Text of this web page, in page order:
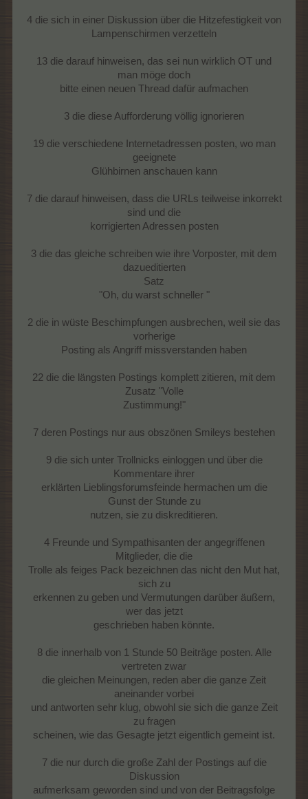
4 die sich in einer Diskussion über die Hitzefestigkeit von
Lampenschirmen verzetteln
13 die darauf hinweisen, das sei nun wirklich OT und
man möge doch
bitte einen neuen Thread dafür aufmachen
3 die diese Aufforderung völlig ignorieren
19 die verschiedene Internetadressen posten, wo man
geeignete
Glühbirnen anschauen kann
7 die darauf hinweisen, dass die URLs teilweise inkorrekt
sind und die
korrigierten Adressen posten
3 die das gleiche schreiben wie ihre Vorposter, mit dem
dazueditierten
Satz
"Oh, du warst schneller "
2 die in wüste Beschimpfungen ausbrechen, weil sie das
vorherige
Posting als Angriff missverstanden haben
22 die die längsten Postings komplett zitieren, mit dem
Zusatz "Volle
Zustimmung!"
7 deren Postings nur aus obszönen Smileys bestehen
9 die sich unter Trollnicks einloggen und über die
Kommentare ihrer
erklärten Lieblingsforumsfeinde hermachen um die
Gunst der Stunde zu
nutzen, sie zu diskreditieren.
4 Freunde und Sympathisanten der angegriffenen
Mitglieder, die die
Trolle als feiges Pack bezeichnen das nicht den Mut hat,
sich zu
erkennen zu geben und Vermutungen darüber äußern,
wer das jetzt
geschrieben haben könnte.
8 die innerhalb von 1 Stunde 50 Beiträge posten. Alle
vertreten zwar
die gleichen Meinungen, reden aber die ganze Zeit
aneinander vorbei
und antworten sehr klug, obwohl sie sich die ganze Zeit
zu fragen
scheinen, wie das Gesagte jetzt eigentlich gemeint ist.
7 die nur durch die große Zahl der Postings auf die
Diskussion
aufmerksam geworden sind und von der Beitragsfolge